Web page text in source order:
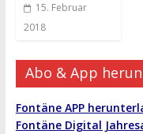
15. Februar
2018
Abo & App
Fontäne APP
Fontäne Digital